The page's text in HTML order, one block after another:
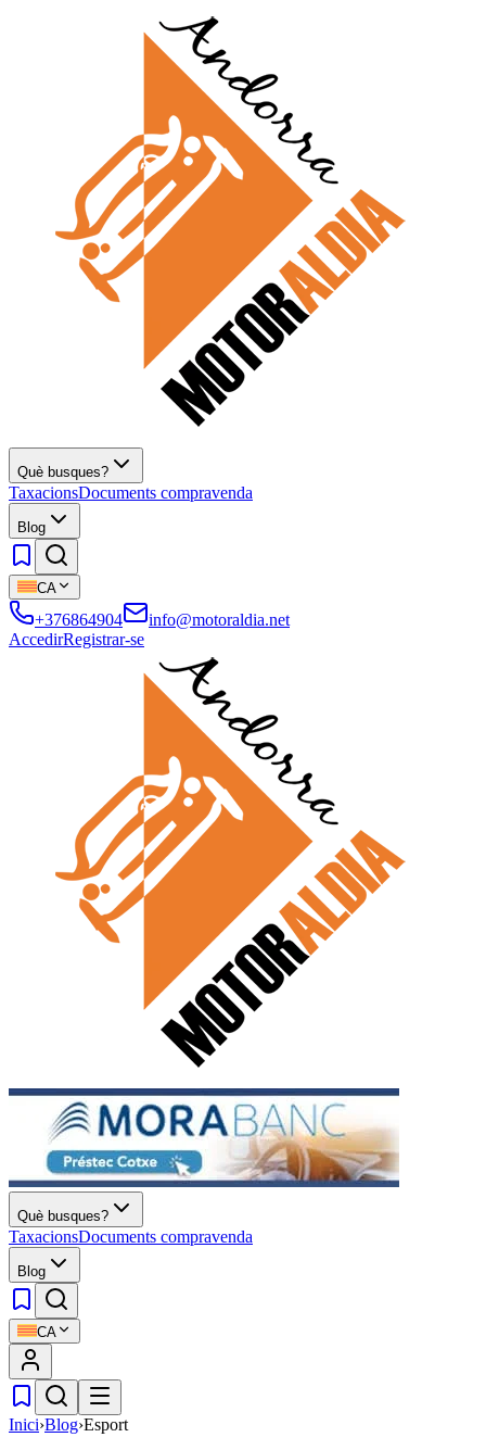
Què busques?
TaxacionsDocuments compravenda
Blog
CA
+376864904
info@motoraldia.net
AccedirRegistrar-se
Què busques?
TaxacionsDocuments compravenda
Blog
CA
Inici›Blog›Esport